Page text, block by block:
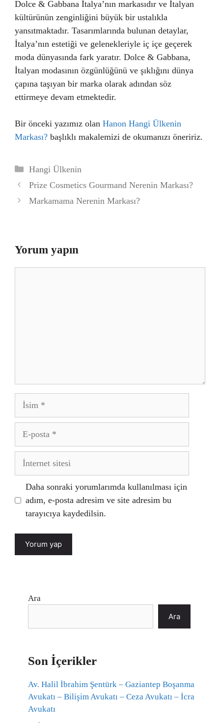
Dolce & Gabbana İtalya’nın markasıdır ve İtalyan
kültürünün zenginliğini büyük bir ustalıkla
yansıtmaktadır. Tasarımlarında bulunan detaylar,
İtalya’nın estetiği ve gelenekleriyle iç içe geçerek
moda dünyasında fark yaratır. Dolce & Gabbana,
İtalyan modasının özgünlüğünü ve şıklığını dünya
çapına taşıyan bir marka olarak adından söz
ettirmeye devam etmektedir.
Bir önceki yazımız olan Hanon Hangi Ülkenin
Markası? başlıklı makalemizi de okumanızı öneririz.
Kategoriler
Hangi Ülkenin
Prize Cosmetics Gourmand Nerenin Markası?
Markamama Nerenin Markası?
Yorum yapın
İsim
posta
İnternet
Daha sonraki yorumlarımda kullanılması için
adım, e-posta adresim ve site adresim bu
tarayıcıya kaydedilsin.
Ara
Ara
Son İçerikler
Av. Halil İbrahim Şentürk – Gaziantep Boşanma
Avukatı – Bilişim Avukatı – Ceza Avukatı – İcra
Avukatı